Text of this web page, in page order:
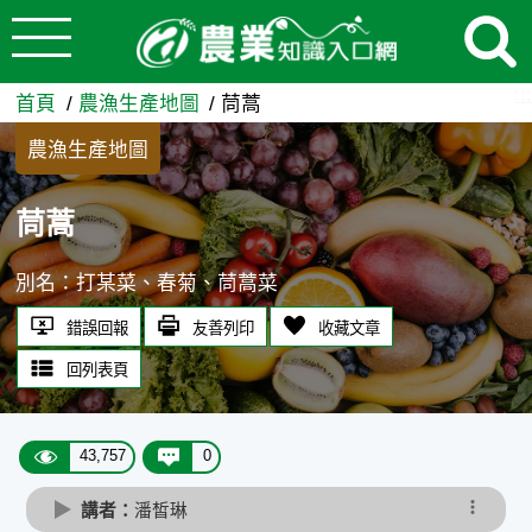
跳到主要內容
茼蒿 - 農業知識入口網
首頁 農漁生產地圖 茼蒿
農漁生產地圖
茼蒿
別名：打某菜、春菊、茼蒿菜
錯誤回報 友善列印 收藏文章
回列表頁
43,757 0
講者：潘皙琳